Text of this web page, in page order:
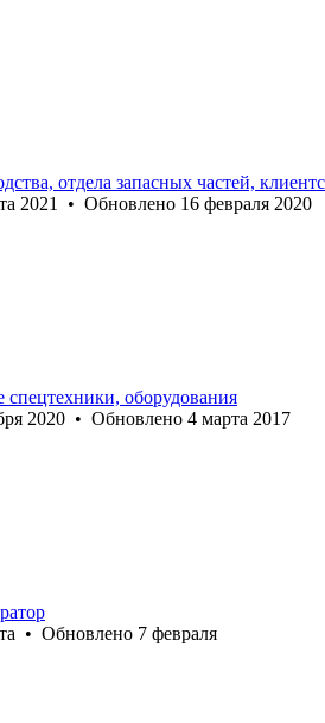
отдела запасных частей,
2021 • Обновлено 16 февраля 2020
оборудования
2020 • Обновлено 4 марта 2017
• Обновлено 7 февраля